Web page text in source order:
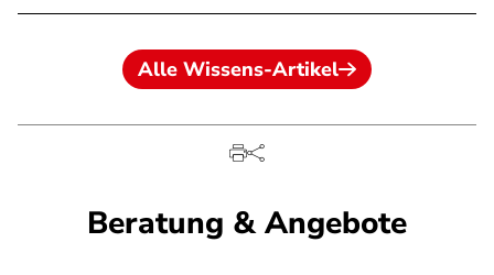
Alle Wissens-Artikel
Beratung & Angebote